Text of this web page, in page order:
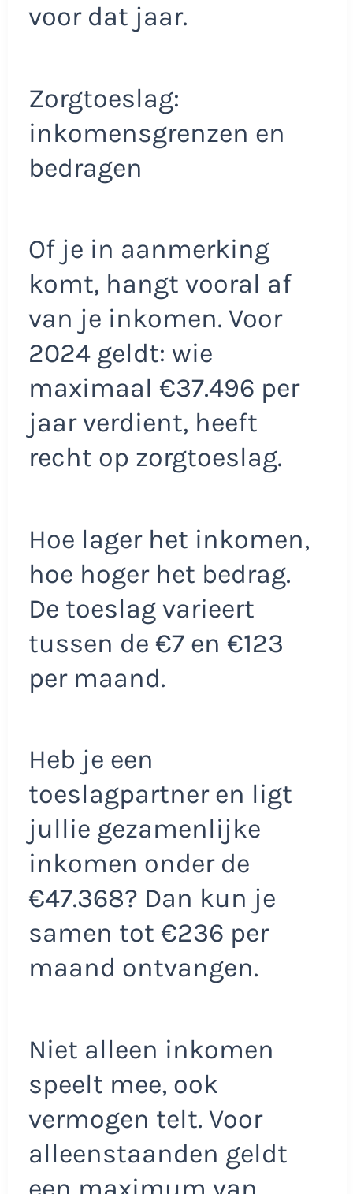
voor dat jaar.
Zorgtoeslag:
inkomensgrenzen en
bedragen
Of je in aanmerking
komt, hangt vooral af
van je inkomen. Voor
2024 geldt: wie
maximaal €37.496 per
jaar verdient, heeft
recht op zorgtoeslag.
Hoe lager het inkomen,
hoe hoger het bedrag.
De toeslag varieert
tussen de €7 en €123
per maand.
Heb je een
toeslagpartner en ligt
jullie gezamenlijke
inkomen onder de
€47.368? Dan kun je
samen tot €236 per
maand ontvangen.
Niet alleen inkomen
speelt mee, ook
vermogen telt. Voor
alleenstaanden geldt